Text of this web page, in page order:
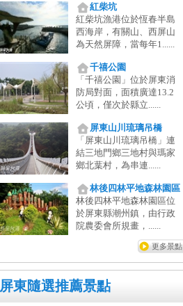
紅柴坑
紅柴坑漁港位於恆春半島
西海岸，有關山、西屏山
為天然屏障，當每年1......
千禧公園
「千禧公園」位於屏東消
防局對面，面積廣達13.2
公頃，僅次於縣立......
屏東山川琉璃吊橋
「屏東山川琉璃吊橋」連
結三地門鄉三地村與瑪家
鄉北葉村，為串連......
林後四林平地森林園區
林後四林平地森林園區位
於屏東縣潮州鎮，由行政
院農委會所規畫，......
更多景點
屏東隨選推薦景點